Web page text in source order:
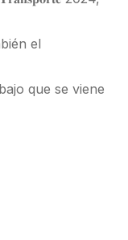
el
que se viene